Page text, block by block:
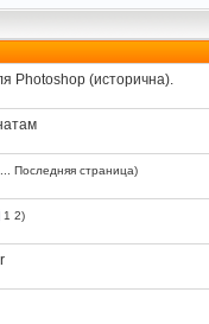
Photoshop (исторична).
Последняя страница)
1 2)